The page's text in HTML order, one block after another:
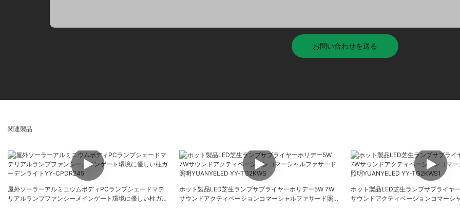
お問い合わせを送る
関連製品
屋外ソーラーアルミニウムボディPCランプシェードマテ
リアルランプファンシーメインゲート環境に優しい柱ガー
ホット製品LED芝生ランプサプライヤーホリデー5W 7W
サウンドアクティベーションコマーシャルファサード照明
ホット製品LED芝生ランプサプライヤ
サウンドアクティベーションコマーシ